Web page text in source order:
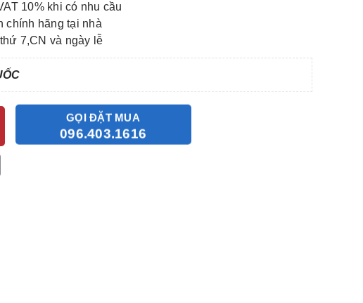
10% khi có nhu cầu
chính hãng tại nhà
7,CN và ngày lễ
GỌI ĐẶT MUA
096.403.1616
C